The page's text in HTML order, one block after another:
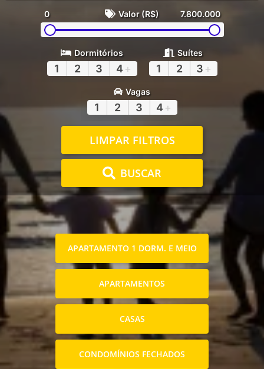
0 Valor (R$) 7.800.000
Dormitórios
1 2 3 4 +
Suítes
1 2 3 +
Vagas
1 2 3 4 +
LIMPAR FILTROS
BUSCAR
APARTAMENTO 1 DORM. E MEIO
APARTAMENTOS
CASAS
CONDOMÍNIOS FECHADOS